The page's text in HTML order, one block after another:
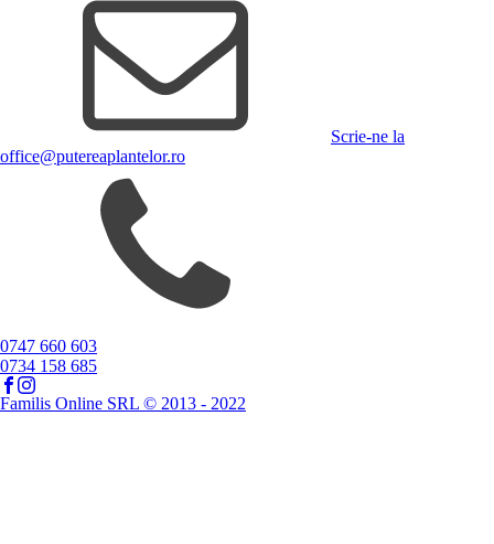
Scrie-ne la
office@putereaplantelor.ro
0747 660 603
0734 158 685
Familis Online SRL © 2013 - 2022